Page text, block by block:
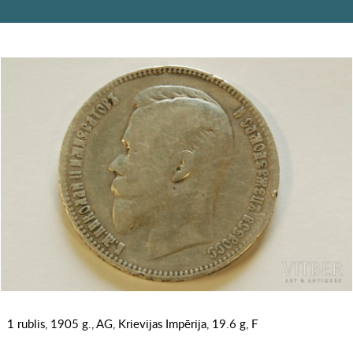
1 rublis, 1905 g., AG, Krievijas Impērija, 19.6 g, F